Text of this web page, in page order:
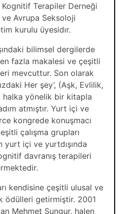
Kognitif Terapiler Derneği
ve Avrupa Seksoloji
kurulu üyesidır.
bilimsel dergilerde
fazla makalesi ve çeşitli
mevcuttur. Son olarak
Her şey’, (Aşk, Evlilik,
halka yönelik bir kitapla
atmıştır. Yurt içi ve
kongrede konuşmacı
çalışma grupları
yurt içi ve yurtdışında
davranış terapileri
kendisine çeşitli ulusal ve
ödülleri getirmiştir. 2001
Mehmet Sungur, halen